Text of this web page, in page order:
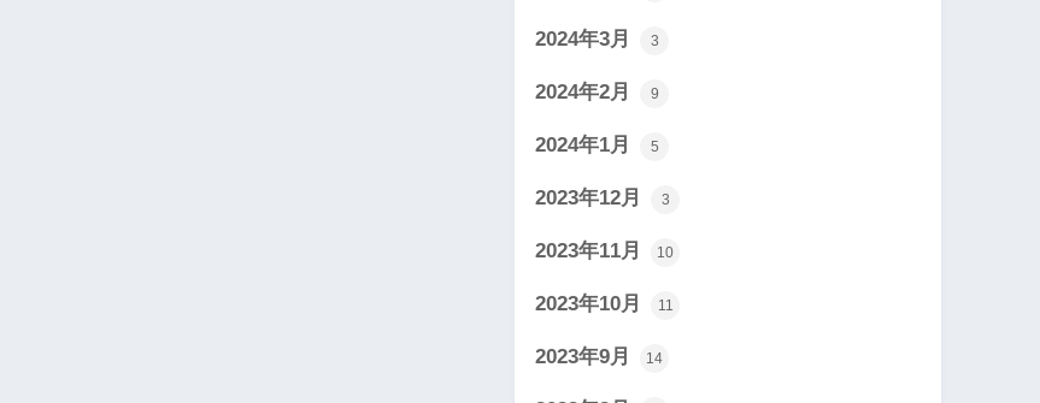
2024年3月 3
2024年2月 9
2024年1月 5
2023年12月 3
2023年11月 10
2023年10月 11
2023年9月 14